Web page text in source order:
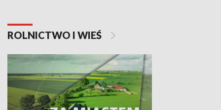
ROLNICTWO I WIEŚ